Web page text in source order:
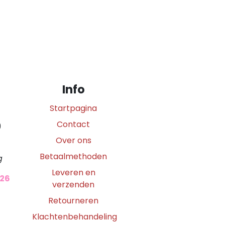
Info
Startpagina
Contact
Over ons
Betaalmethoden
Leveren en
verzenden
Retourneren
Klachtenbehandeling